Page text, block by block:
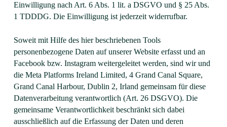
Einwilligung nach Art. 6 Abs. 1 lit. a DSGVO und § 25 Abs.
1 TDDDG. Die Einwilligung ist jederzeit widerrufbar.
Soweit mit Hilfe des hier beschriebenen Tools
personenbezogene Daten auf unserer Website erfasst und an
Facebook bzw. Instagram weitergeleitet werden, sind wir und
die Meta Platforms Ireland Limited, 4 Grand Canal Square,
Grand Canal Harbour, Dublin 2, Irland gemeinsam für diese
Datenverarbeitung verantwortlich (Art. 26 DSGVO). Die
gemeinsame Verantwortlichkeit beschränkt sich dabei
ausschließlich auf die Erfassung der Daten und deren